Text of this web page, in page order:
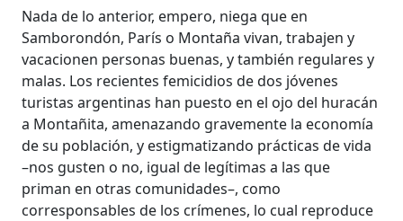
Nada de lo anterior, empero, niega que en
Samborondón, París o Montaña vivan, trabajen y
vacacionen personas buenas, y también regulares y
malas. Los recientes femicidios de dos jóvenes
turistas argentinas han puesto en el ojo del huracán
a Montañita, amenazando gravemente la economía
de su población, y estigmatizando prácticas de vida
–nos gusten o no, igual de legítimas a las que
priman en otras comunidades–, como
corresponsables de los crímenes, lo cual reproduce